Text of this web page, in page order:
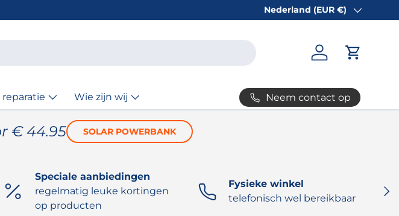
Land/Regio
Nederland (EUR €)
Inloggen
reparatie Wie zijn wij Neem contact op
€ 44.95 SOLAR POWERBANK
Speciale aanbiedingen
regelmatig leuke kortingen
op producten
Fysieke winkel
telefonisch wel bereikbaar